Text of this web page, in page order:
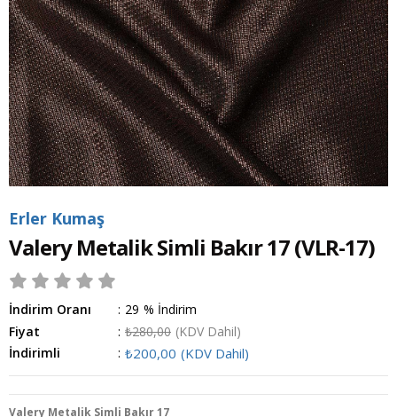
Erler Kumaş
Valery Metalik Simli Bakır 17(VLR-17)
İndirim Oranı : %
29
İndirim
Fiyat
: ₺280,00 (KDV Dahil)
İndirimli
: ₺200,00 (KDV Dahil)
Valery Metalik Simli Bakır 17